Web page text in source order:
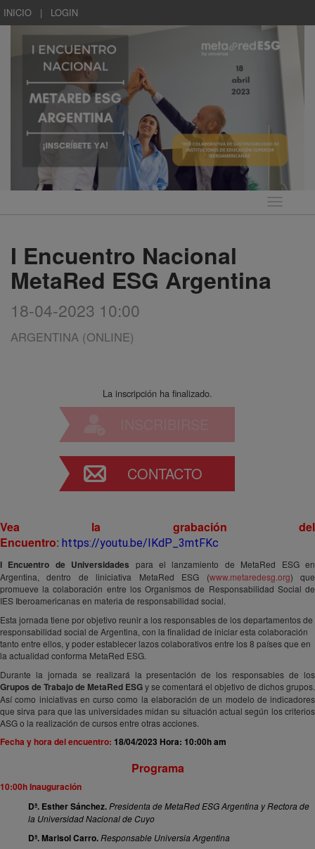
INICIO | LOGIN
Idioma
I Encuentro Nacional
MetaRed ESG Argentina
18-04-2023 10:00
ARGENTINA (ONLINE)
La inscripción ha finalizado.
CONTACTO
Vea la grabación del
Encuentro: https://youtu.be/IKdP_3mtFKc
I Encuentro de Universidades para el lanzamiento de MetaRed ESG en
Argentina, dentro de liniciativa MetaRed ESG (www.metaredesg.org) que
promueve la colaboración entre los Organismos de Responsabilidad Social de
IES Iberoamericanas en materia de responsabilidad social.
Esta jornada tiene por objetivo reunir a los responsables de los departamentos de
responsabilidad social de Argentina, con la finalidad de iniciar esta colaboración
tanto entre ellos, y poder establecer lazos colaborativos entre los 8 países que en
la actualidad conforma MetaRed ESG.
Durante la jornada se realizará la presentación de los responsables de los
Grupos de Trabajo de MetaRed ESGy se comentará el objetivo de dichos grupos.
Así como iniciativas en curso como la elaboración de un modelo de indicadores
que sirva para que las universidades midan su situación actual según los criterios
ASG o la realización de cursos entre otras acciones.
Fecha y hora del encuentro: 18/04/2023 Hora: 10:00h am
Programa
10:00h Inauguración
Dª. Esther Sánchez.Presidenta de MetaRed ESG Argentina y Rectora de
la Universidad Nacional de Cuyo
Dª. Marisol Carro. Responsable Universia Argentina